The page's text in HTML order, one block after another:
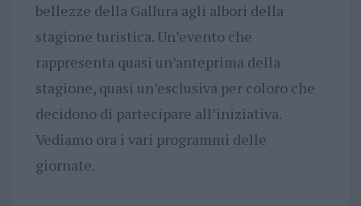
bellezze della Gallura agli albori della
stagione turistica. Un’evento che
rappresenta quasi un’anteprima della
stagione, quasi un’esclusiva per coloro che
decidono di partecipare all’iniziativa.
Vediamo ora i vari programmi delle
giornate.